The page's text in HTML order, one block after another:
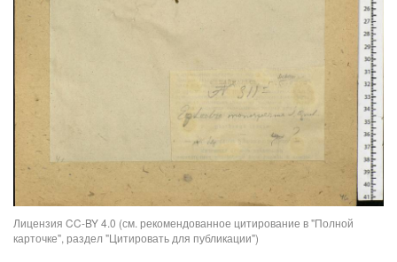
Лицензия CC-BY 4.0 (см. рекомендованное цитирование в "Полной
карточке", раздел "Цитировать для публикации")